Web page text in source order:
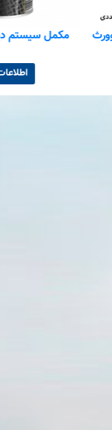
مکمل سیستم دیزل وینز wynns
اطلاعات بیشتر